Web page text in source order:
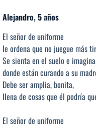
Alejandro, 5 años
El señor de uniforme
le ordena que no juegue más
Se sienta en el suelo e
donde están curando a su
Debe ser amplia, bonita,
llena de cosas que él podría
El señor de uniforme